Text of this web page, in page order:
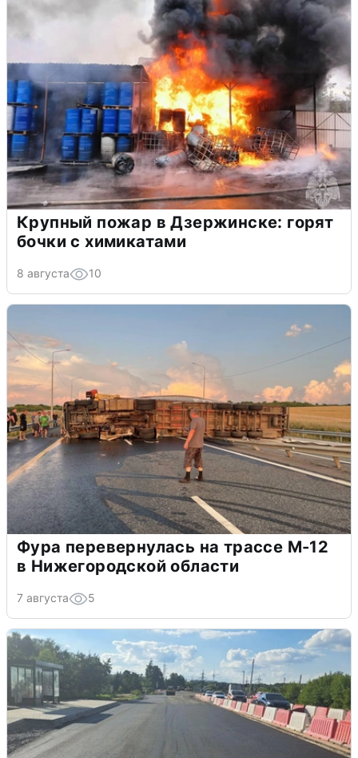
Крупный пожар в Дзержинске: горят
бочки с химикатами
8 августа 10
Фура перевернулась на трассе М-12
в Нижегородской области
7 августа 5